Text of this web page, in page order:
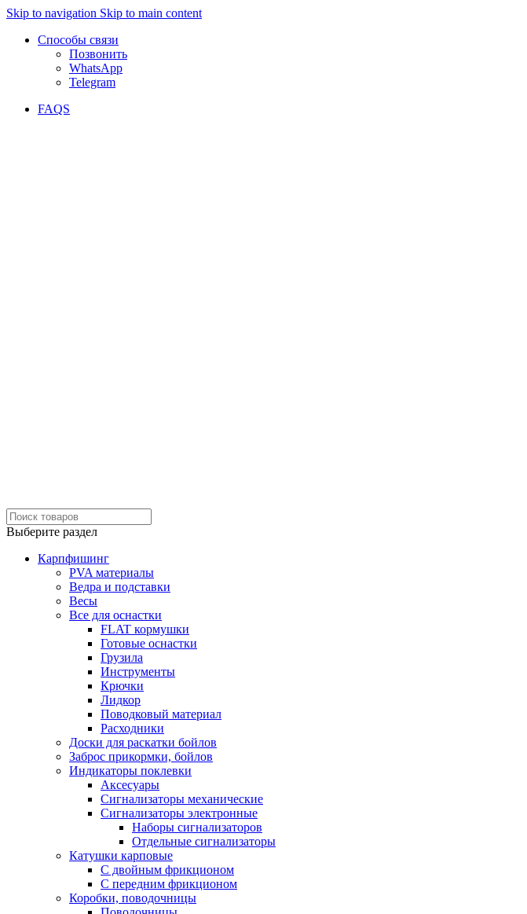
Skip to navigation Skip to main content
Способы связи
Позвонить
WhatsApp
Telegram
FAQS
Выберите раздел
Карпфишинг
PVA материалы
Ведра и подставки
Весы
Все для оснастки
FLAT кормушки
Готовые оснастки
Грузила
Инструменты
Крючки
Лидкор
Поводковый материал
Расходники
Доски для раскатки бойлов
Заброс прикормки, бойлов
Индикаторы поклевки
Аксесуары
Сигнализаторы механические
Сигнализаторы электронные
Наборы сигнализаторов
Отдельные сигнализаторы
Катушки карповые
С двойным фрикционом
С передним фрикционом
Коробки, поводочницы